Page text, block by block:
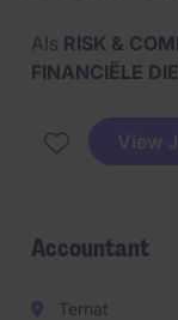
Als RISK &
FINANCIËLE
risicobeheer
de organisatie.
View
Accountant
Ternat